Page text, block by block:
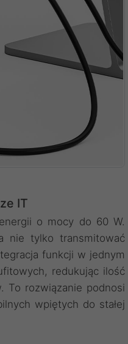
IT
o mocy do 60 W.
nie tylko transmitować
funkcji w jednym
redukując ilość
To rozwiązanie podnosi
wpiętych do stałej